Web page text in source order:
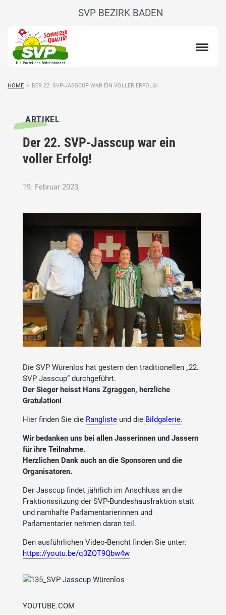
SVP BEZIRK BADEN
HOME > DER 22. SVP-JASSCUP WAR EIN VOLLER ERFOLG!
ARTIKEL
Der 22. SVP-Jasscup war ein
voller Erfolg!
19. Februar 2023,
Die SVP Würenlos hat gestern den traditionellen „22.
SVP Jasscup“ durchgeführt.
Der Sieger heisst Hans Zgraggen, herzliche
Gratulation!
Hier finden Sie die Rangliste und die Bildgalerie.
Wir bedanken uns bei allen Jasserinnen und Jassern
für ihre Teilnahme.
Herzlichen Dank auch an die Sponsoren und die
Organisatoren.
Der Jasscup findet jährlich im Anschluss an die
Fraktionssitzung der SVP-Bundeshausfraktion statt
und namhafte Parlamentarierinnen und
Parlamentarier nehmen daran teil.
Den ausführlichen Video-Bericht finden Sie unter:
https://youtu.be/q3ZQT9Qbw4w
YOUTUBE.COM